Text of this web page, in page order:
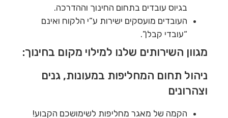
בגיוס עובדים בתחום החינוך וההדרכה.
העובדים מועסקים ישירות ע”י הלקוח ואינם
“עובדי קבלן”.
מגוון השירותים שלנו למילוי מקום בחינוך:
ניהול תחום המחליפות במעונות, גנים
וצהרונים
הקמה של מאגר מחליפות לשימושכם הקבוע!